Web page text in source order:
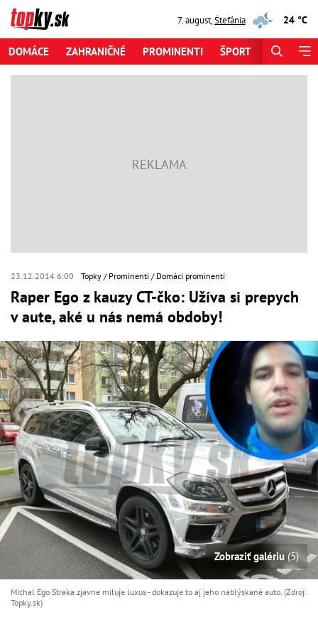
7. august,Štefánia 24 °C
DOMÁCE ZAHRANIČNÉ PROMINENTI ŠPORT
23.12.2014 6:00 Topky Prominenti Domáci prominenti
Raper Ego z kauzy CT-čko: Užíva si prepych
v aute, aké u nás nemá obdoby!
Zobraziť galériu (5)
Michal Ego Straka zjavne miluje luxus - dokazuje to aj jeho nablýskané auto. (Zdroj:
Topky.sk)